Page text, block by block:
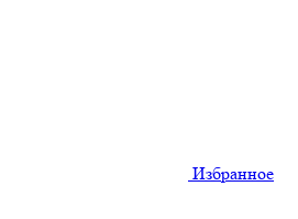
Избранное